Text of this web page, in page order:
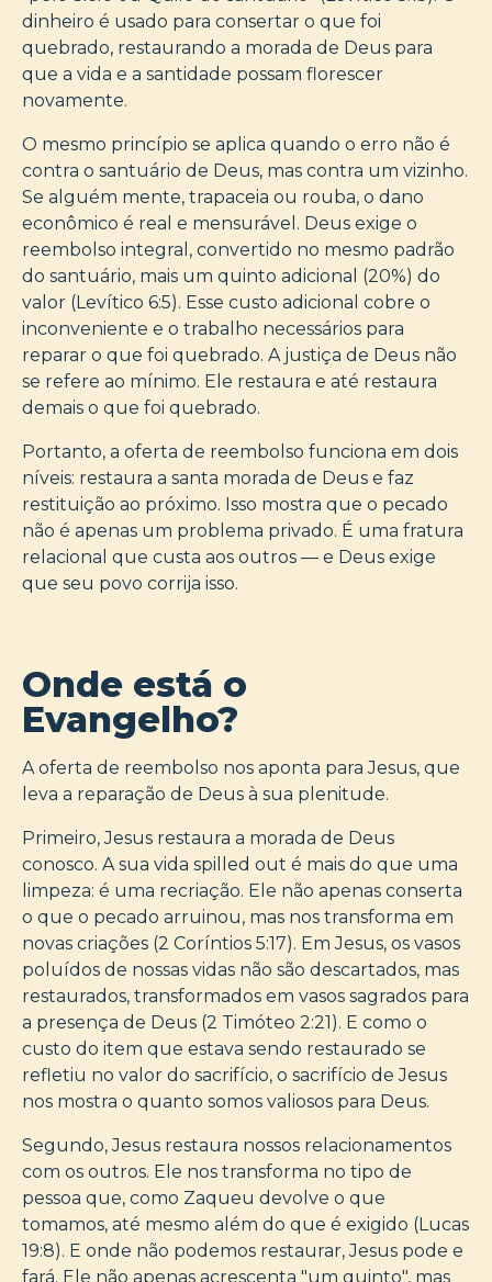
dinheiro é usado para consertar o que foi
quebrado, restaurando a morada de Deus para
que a vida e a santidade possam florescer
novamente.
O mesmo princípio se aplica quando o erro não é
contra o santuário de Deus, mas contra um vizinho.
Se alguém mente, trapaceia ou rouba, o dano
econômico é real e mensurável. Deus exige o
reembolso integral, convertido no mesmo padrão
do santuário, mais um quinto adicional (20%) do
valor (Levítico 6:5). Esse custo adicional cobre o
inconveniente e o trabalho necessários para
reparar o que foi quebrado. A justiça de Deus não
se refere ao mínimo. Ele restaura e até restaura
demais o que foi quebrado.
Portanto, a oferta de reembolso funciona em dois
níveis: restaura a santa morada de Deus e faz
restituição ao próximo. Isso mostra que o pecado
não é apenas um problema privado. É uma fratura
relacional que custa aos outros — e Deus exige
que seu povo corrija isso.
Onde está o
Evangelho?
A oferta de reembolso nos aponta para Jesus, que
leva a reparação de Deus à sua plenitude.
Primeiro, Jesus restaura a morada de Deus
conosco. A sua vida spilled out é mais do que uma
limpeza: é uma recriação. Ele não apenas conserta
o que o pecado arruinou, mas nos transforma em
novas criações (2 Coríntios 5:17). Em Jesus, os vasos
poluídos de nossas vidas não são descartados, mas
restaurados, transformados em vasos sagrados para
a presença de Deus (2 Timóteo 2:21). E como o
custo do item que estava sendo restaurado se
refletiu no valor do sacrifício, o sacrifício de Jesus
nos mostra o quanto somos valiosos para Deus.
Segundo, Jesus restaura nossos relacionamentos
com os outros. Ele nos transforma no tipo de
pessoa que, como Zaqueu devolve o que
tomamos, até mesmo além do que é exigido (Lucas
19:8). E onde não podemos restaurar, Jesus pode e
fará. Ele não apenas acrescenta "um quinto", mas